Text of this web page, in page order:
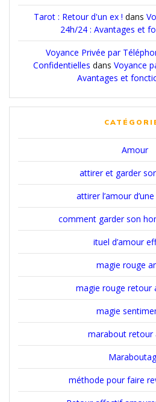
Tarot : Retour d'un ex ! dans
24h/24 : Avantages et
Voyance Privée par
Confidentielles dans Voyance
Avantages et
Amour
attirer et garder
attirer l’amour
comment garder son
ituel d’amour
magie rouge
magie rouge retour
magie
marabout retour
méthode pour faire